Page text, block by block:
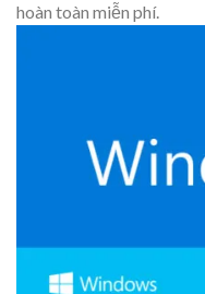
hoàn toàn miễn phí.